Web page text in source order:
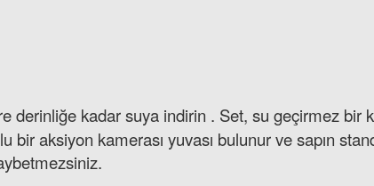
derinliğe kadar suya indirin . Set, su geçirmez bir
bir aksiyon kamerası yuvası bulunur ve sapın